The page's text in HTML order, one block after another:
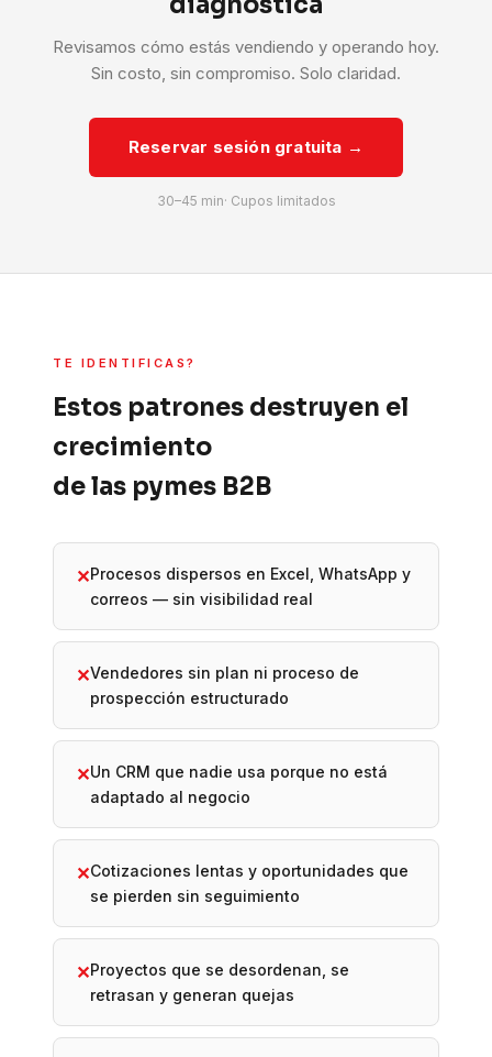
Revisamos cómo estás vendiendo y operando hoy.
Sin costo, sin compromiso. Solo claridad.
Reservar sesión gratuita →
30–45 min· Cupos limitados
TE IDENTIFICAS?
Estos patrones destruyen el
crecimiento
de las pymes B2B
✕Procesos dispersos en Excel, WhatsApp y
correos — sin visibilidad real
✕Vendedores sin plan ni proceso de
prospección estructurado
✕Un CRM que nadie usa porque no está
adaptado al negocio
✕Cotizaciones lentas y oportunidades que
se pierden sin seguimiento
✕Proyectos que se desordenan, se
retrasan y generan quejas